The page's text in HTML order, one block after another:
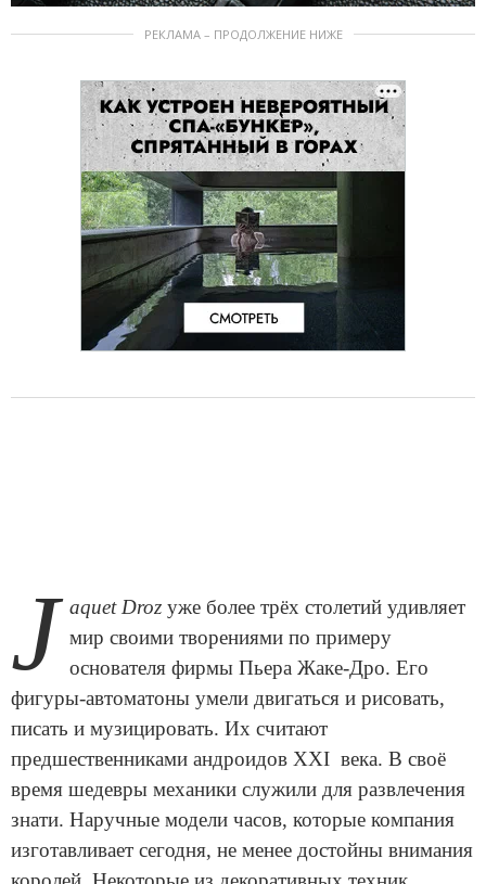
РЕКЛАМА – ПРОДОЛЖЕНИЕ НИЖЕ
J aquet Droz уже более трёх столетий удивляет
мир своими творениями по примеру
основателя фирмы Пьера Жаке-Дро. Его
фигуры-автоматоны умели двигаться и рисовать,
писать и музицировать. Их считают
предшественниками андроидов XXI века. В своё
время шедевры механики служили для развлечения
знати. Наручные модели часов, которые компания
изготавливает сегодня, не менее достойны внимания